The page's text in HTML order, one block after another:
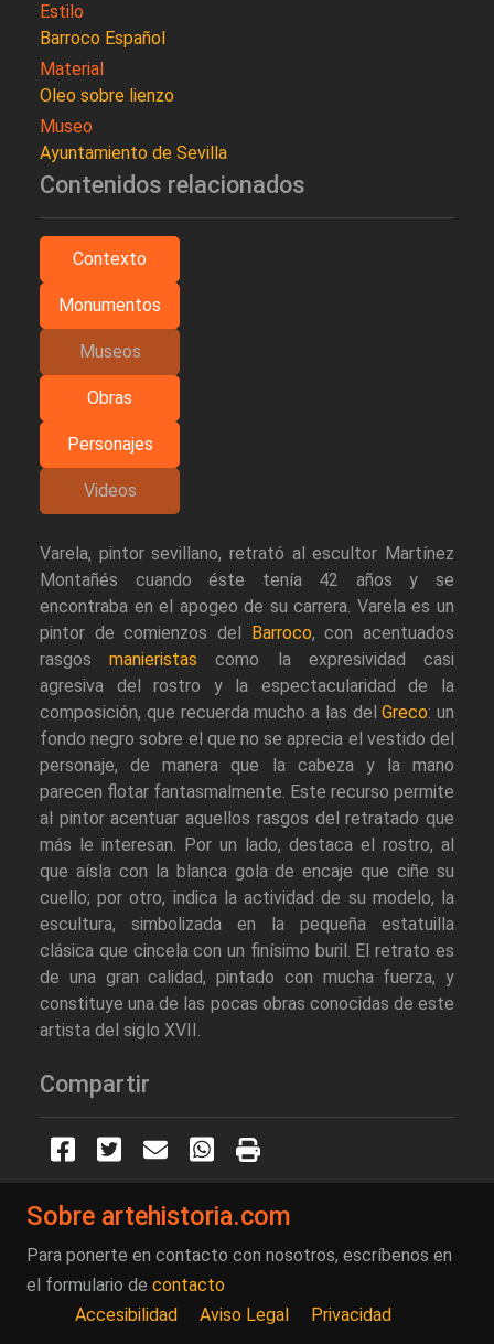
Estilo
Barroco Español
Material
Oleo sobre lienzo
Museo
Ayuntamiento de Sevilla
Contenidos relacionados
Contexto
Monumentos
Museos
Obras
Personajes
Videos
Varela, pintor sevillano, retrató al escultor Martínez
Montañés cuando éste tenía 42 años y se
encontraba en el apogeo de su carrera. Varela es un
pintor de comienzos del Barroco, con acentuados
rasgosmanieristas como la expresividad casi
agresiva del rostro y la espectacularidad de la
composición, que recuerda mucho a las delGreco: un
fondo negro sobre el que no se aprecia el vestido del
personaje, de manera que la cabeza y la mano
parecen flotar fantasmalmente. Este recurso permite
al pintor acentuar aquellos rasgos del retratado que
más le interesan. Por un lado, destaca el rostro, al
que aísla con la blanca gola de encaje que ciñe su
cuello; por otro, indica la actividad de su modelo, la
escultura, simbolizada en la pequeña estatuilla
clásica que cincela con un finísimo buril. El retrato es
de una gran calidad, pintado con mucha fuerza, y
constituye una de las pocas obras conocidas de este
artista del siglo XVII.
Compartir
Sobre artehistoria.com
Para ponerte en contacto con nosotros, escríbenos en
el formulario de contacto
Accesibilidad
Aviso Legal Privacidad